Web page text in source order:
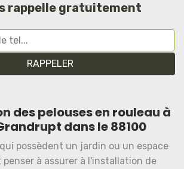
rappelle gratuitement
des pelouses en rouleau à
dans le 88100
possèdent un jardin ou un espace
à assurer à l'installation de